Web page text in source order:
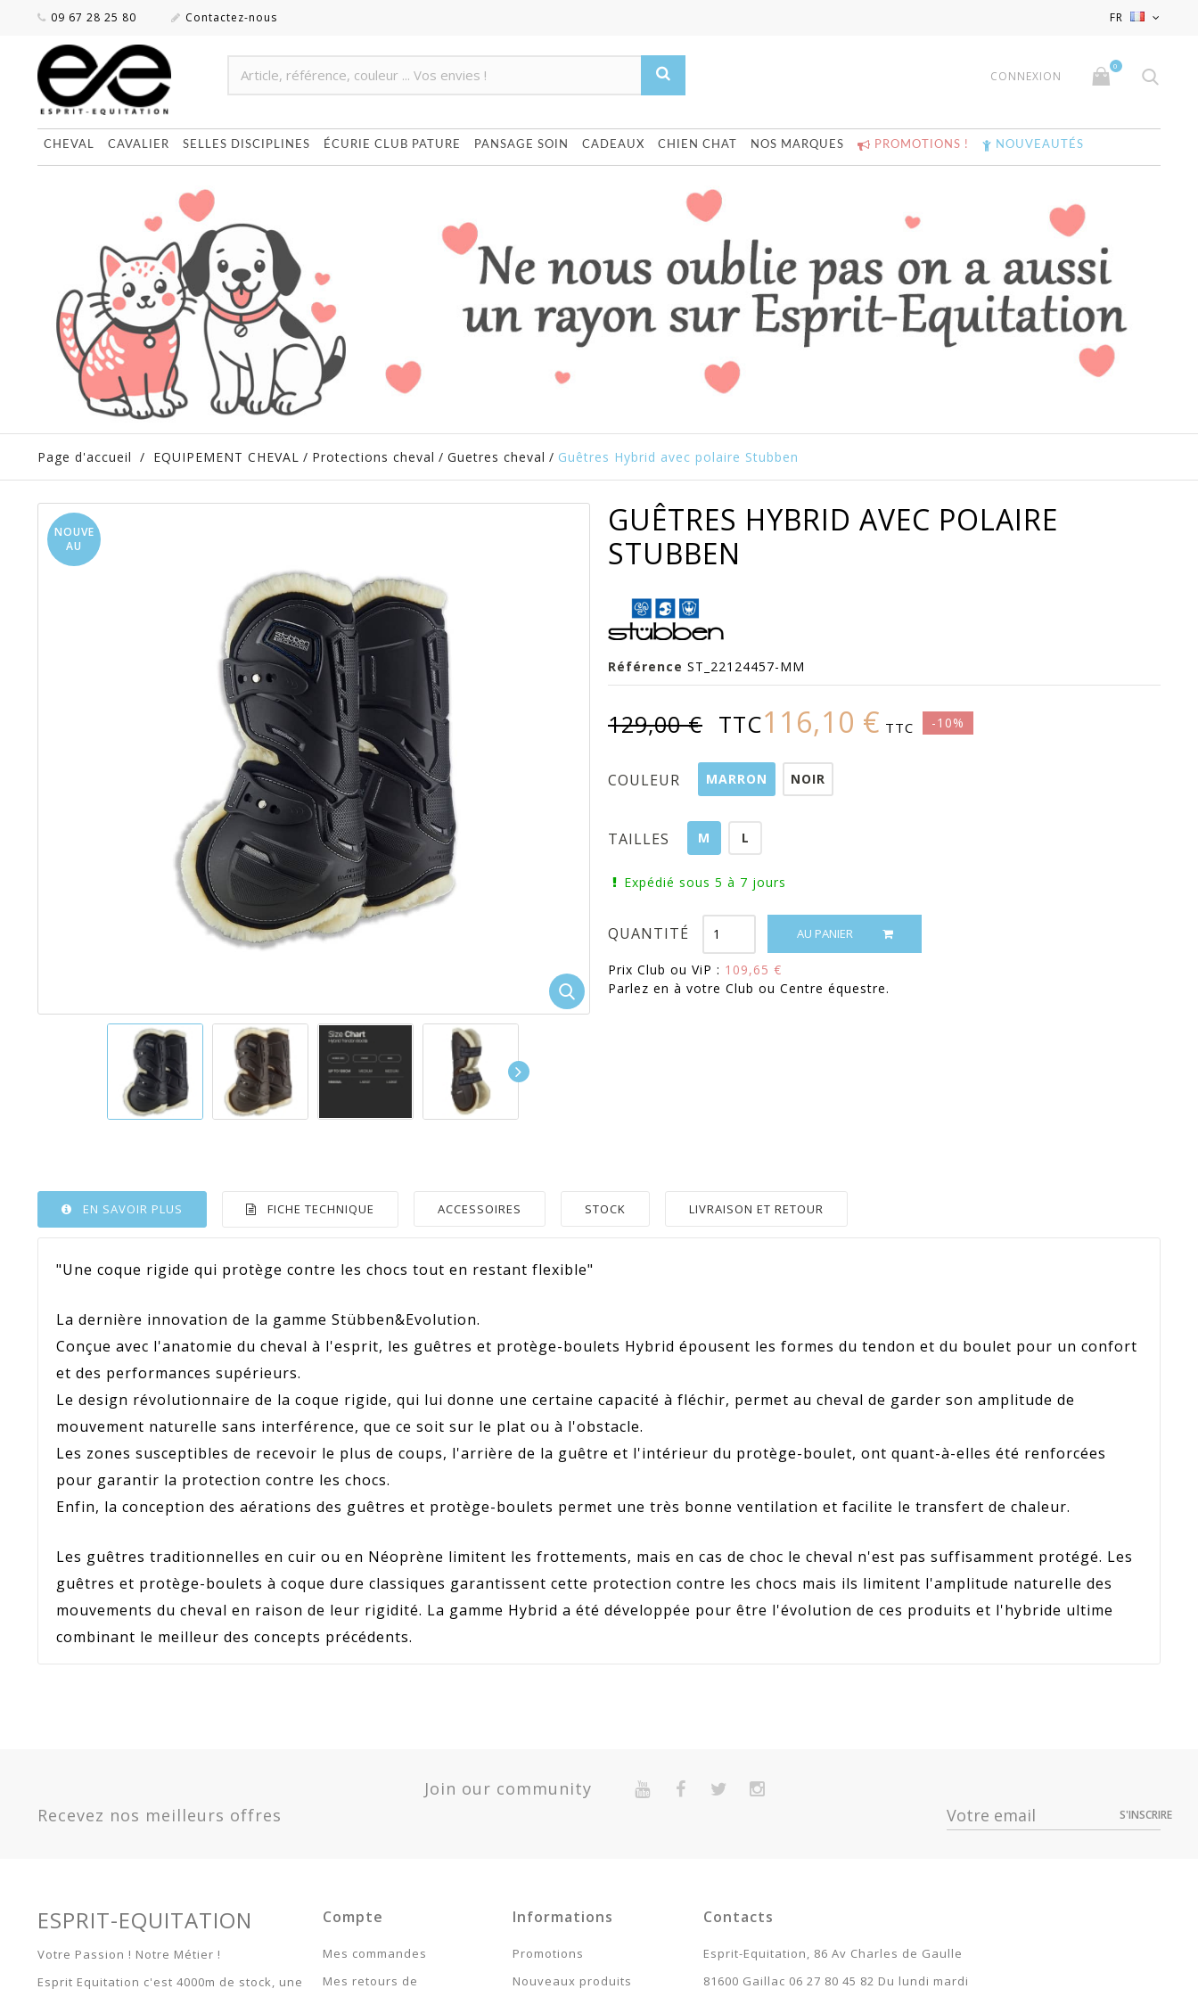
FR
09 67 28 25 80 Contactez-nous
CONNEXION
0
CHEVAL CAVALIER SELLES DISCIPLINES ÉCURIE CLUB PATURE PANSAGE SOIN CADEAUX CHIEN CHAT NOS MARQUES PROMOTIONS ! NOUVEAUTÉS
Page d'accueil / EQUIPEMENT CHEVAL / Protections cheval / Guetres cheval / Guêtres Hybrid avec polaire Stubben
NOUVE
AU
GUÊTRES HYBRID AVEC POLAIRE
STUBBEN
Référence ST_22124457-MM
129,00 € TTC116,10 € TTC -10%
COULEUR MARRON NOIR
TAILLES M L
Expédié sous 5 à 7 jours
QUANTITÉ AU PANIER
Prix Club ou ViP : 109,65 €
Parlez en à votre Club ou Centre équestre.
EN SAVOIR PLUS FICHE TECHNIQUE ACCESSOIRES STOCK LIVRAISON ET RETOUR
"Une coque rigide qui protège contre les chocs tout en restant flexible"
La dernière innovation de la gamme Stübben&Evolution.
Conçue avec l'anatomie du cheval à l'esprit, les guêtres et protège-boulets Hybrid épousent les formes du tendon et du boulet pour un confort
et des performances supérieurs.
Le design révolutionnaire de la coque rigide, qui lui donne une certaine capacité à fléchir, permet au cheval de garder son amplitude de
mouvement naturelle sans interférence, que ce soit sur le plat ou à l'obstacle.
Les zones susceptibles de recevoir le plus de coups, l'arrière de la guêtre et l'intérieur du protège-boulet, ont quant-à-elles été renforcées
pour garantir la protection contre les chocs.
Enfin, la conception des aérations des guêtres et protège-boulets permet une très bonne ventilation et facilite le transfert de chaleur.
Les guêtres traditionnelles en cuir ou en Néoprène limitent les frottements, mais en cas de choc le cheval n'est pas suffisamment protégé. Les
guêtres et protège-boulets à coque dure classiques garantissent cette protection contre les chocs mais ils limitent l'amplitude naturelle des
mouvements du cheval en raison de leur rigidité. La gamme Hybrid a été développée pour être l'évolution de ces produits et l'hybride ultime
combinant le meilleur des concepts précédents.
Article Garantie 2 Ans Pour Défaut De Conformité Présumé.
95,20 € 119,00 €
Expédié 5-7 jours
Marron - M -
ST22124457-NL
Join our community
Recevez nos meilleurs offres
S'INSCRIRE
ESPRIT-EQUITATION
Votre Passion ! Notre Métier !
Esprit Equitation c'est 4000m de stock, une
Compte
Mes commandes
Mes retours de
Informations
Promotions
Nouveaux produits
Contacts
Esprit-Equitation, 86 Av Charles de Gaulle
81600 Gaillac 06 27 80 45 82 Du lundi mardi